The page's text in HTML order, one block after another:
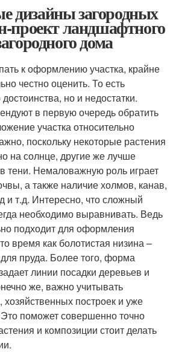
дизайны загородных
проект ландшафтного
дома
к оформлению участка, крайне
честно оценить. То есть
но и недостатки.
в первую очередь обратить
участка относительно
поскольку некоторые растения
на солнце, другие же лучше
тени. Немаловажную роль играет
а также наличие холмов, канав,
и т.д. Интересно, что сложный
необходимо выравнивать. Ведь
подходит для оформления
время как болотистая низина –
пруда. Более того, форма
линии посадки деревьев и
же, важно учитывать
построек и уже
поможет совершенно точно
и композиции стоит делать